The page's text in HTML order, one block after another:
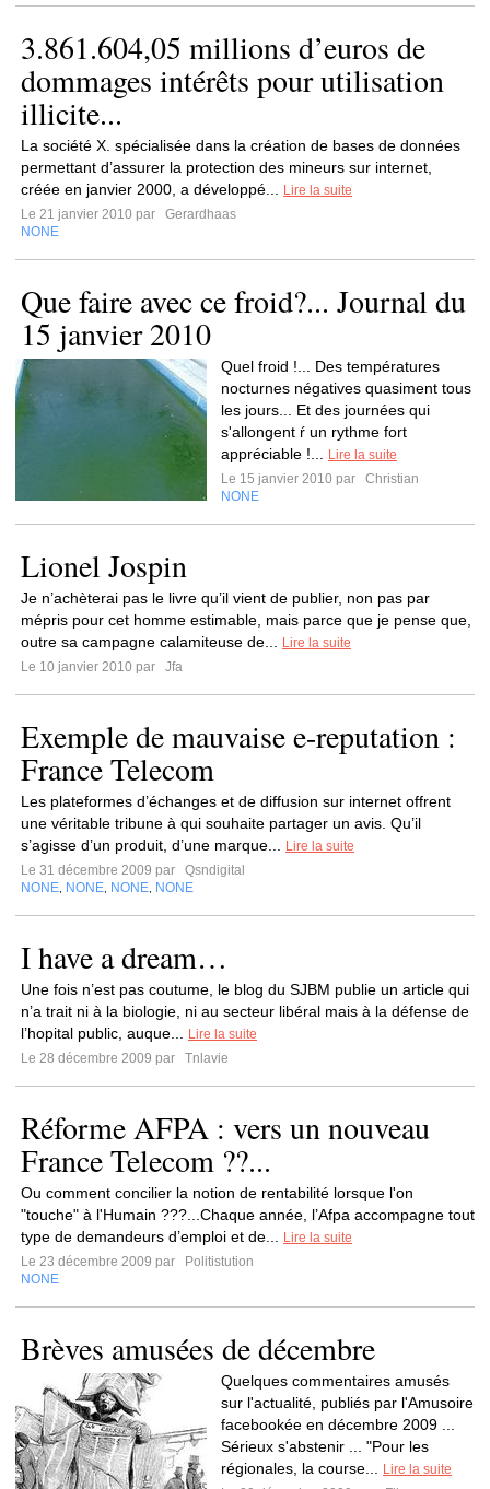
3.861.604,05 millions d’euros de
dommages intérêts pour utilisation
illicite...
La société X. spécialisée dans la création de bases de données
permettant d’assurer la protection des mineurs sur internet,
créée en janvier 2000, a développé...
Lire la suite
Le 21 janvier 2010 par
Gerardhaas
NONE
Que faire avec ce froid?... Journal du
15 janvier 2010
Quel froid !... Des températures
nocturnes négatives quasiment tous
les jours... Et des journées qui
s'allongent ŕ un rythme fort
appréciable !...
Lire la suite
Le 15 janvier 2010 par
Christian
NONE
Lionel Jospin
Je n’achèterai pas le livre qu’il vient de publier, non pas par
mépris pour cet homme estimable, mais parce que je pense que,
outre sa campagne calamiteuse de...
Lire la suite
Le 10 janvier 2010 par
Jfa
Exemple de mauvaise e-reputation :
France Telecom
Les plateformes d’échanges et de diffusion sur internet offrent
une véritable tribune à qui souhaite partager un avis. Qu’il
s’agisse d’un produit, d’une marque...
Lire la suite
Le 31 décembre 2009 par
Qsndigital
NONE NONE NONE NONE
I have a dream…
Une fois n’est pas coutume, le blog du SJBM publie un article qui
n’a trait ni à la biologie, ni au secteur libéral mais à la défense de
l’hopital public, auque...
Lire la suite
Le 28 décembre 2009 par
Tnlavie
Réforme AFPA : vers un nouveau
France Telecom ??...
Ou comment concilier la notion de rentabilité lorsque l'on
"touche" à l'Humain ???...Chaque année, l’Afpa accompagne tout
type de demandeurs d’emploi et de...
Lire la suite
Le 23 décembre 2009 par
Politistution
NONE
Brèves amusées de décembre
Quelques commentaires amusés
sur l'actualité, publiés par l'Amusoire
facebookée en décembre 2009 ...
Sérieux s'abstenir ... "Pour les
régionales, la course...
Lire la suite